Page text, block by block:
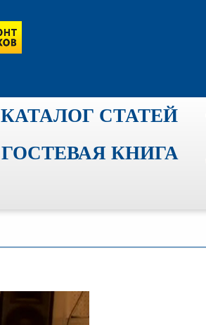
КАТАЛОГ СТАТЕЙ
ГОСТЕВАЯ КНИГА